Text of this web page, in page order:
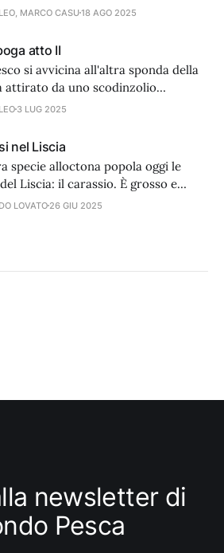
dal mare. Ma se c’è una pesca
di montagna e ne racchiude
un fascino tutto proprio, quella è
la pesca alla trota.
MARCO CASU18 AGO 2025
atto II
si avvicina all'altra sponda della
attirato da uno scodinzolio
3 LUG 2025
nel Liscia
specie alloctona popola oggi le
Liscia: il carassio. È grosso e
colorato ma la pesca non è
LOVATO 26 GIU 2025
newsletter di
Pesca